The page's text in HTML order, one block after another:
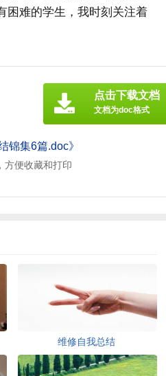
困难的学生，我时刻关注着
锦集6篇.doc》
方便收藏和打印
点击下载文档
文档为doc格式
维修自我总结